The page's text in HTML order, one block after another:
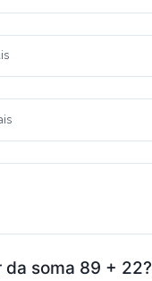
da soma 89 + 22?